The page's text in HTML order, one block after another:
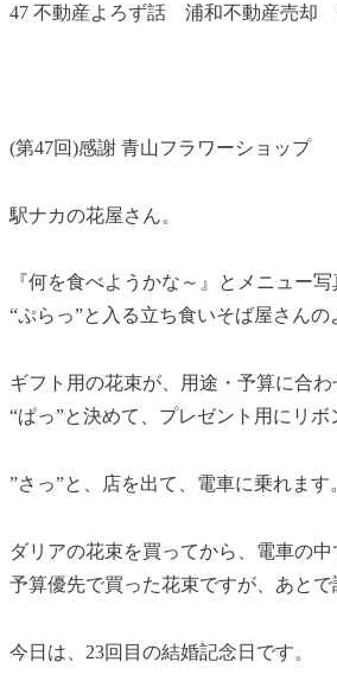
47 不動産よろず話 浦和不動産売
(第47回)感謝 青山フラワーショップ
駅ナカの花屋さん。
『何を食べようかな～』
とメニュー写
“ぷらっ”と入る立ち食いそば屋さんの
ギフト用の花束が、用途・予算に合
“ぱっ”と決めて、プレゼント用にリボ
”さっ”と、店を出て、電車に乗れます
ダリアの花束を買ってから、電車の
予算優先で買った花束ですが、あとで
今日は、23回目の結婚記念日です。